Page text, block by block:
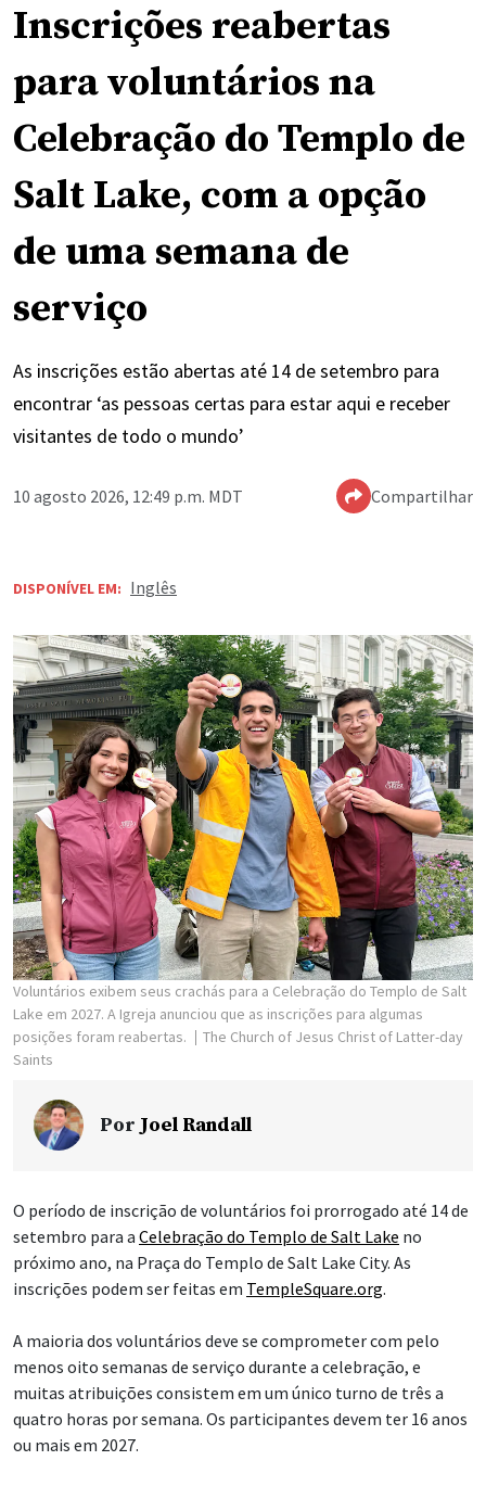
Inscrições reabertas
para voluntários na
Celebração do Templo de
Salt Lake, com a opção
de uma semana de
serviço
As inscrições estão abertas até 14 de setembro para
encontrar ‘as pessoas certas para estar aqui e receber
visitantes de todo o mundo’
10 agosto 2026, 12:49 p.m. MDT Compartilhar
DISPONÍVEL EM: Inglês
Voluntários exibem seus crachás para a Celebração do Templo de Salt
Lake em 2027. A Igreja anunciou que as inscrições para algumas
posições foram reabertas.
The Church of Jesus Christ of Latter-day
Saints
Por Joel Randall
O período de inscrição de voluntários foi prorrogado até 14 de
setembro para a Celebração do Templo de Salt Lake no
próximo ano, na Praça do Templo de Salt Lake City. As
inscrições podem ser feitas em TempleSquare.org.
A maioria dos voluntários deve se comprometer com pelo
menos oito semanas de serviço durante a celebração, e
muitas atribuições consistem em um único turno de três a
quatro horas por semana. Os participantes devem ter 16 anos
ou mais em 2027.